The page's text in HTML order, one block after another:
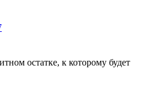
остатке, к которому будет